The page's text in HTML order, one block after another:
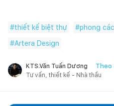
#thiết kế biệt thự #phong
#Artera Design
KTS.Văn Tuấn Dương Theo
Tư vấn, thiết kế - Nhà thầu